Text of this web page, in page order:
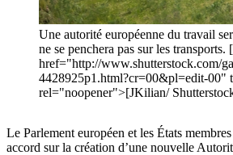
Une autorité européenne du travail
ne se penchera pas sur les transports.
href="http://www.shutterstock.com/
4428925p1.html?cr=00&pl=edit-00"
rel="noopener">[JKilian/
Le Parlement européen et les États
accord sur la création d’une nouvelle